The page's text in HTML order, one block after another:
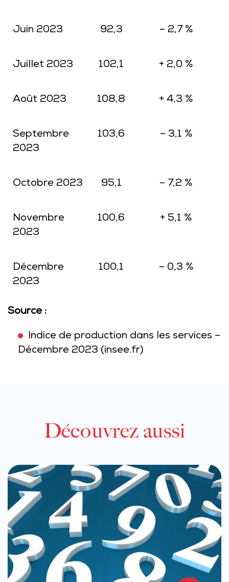
Juin 2023 92,3 – 2,7 %
Juillet 2023 102,1 + 2,0 %
Août 2023 108,8 + 4,3 %
Septembre
2023
103,6 – 3,1 %
Octobre 2023 95,1 – 7,2 %
Novembre
2023
100,6 + 5,1 %
Décembre
2023
100,1 – 0,3 %
Source :
Indice de production dans les services –
Décembre 2023 (insee.fr)
Découvrez aussi